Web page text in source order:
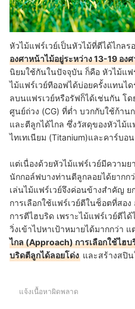
หัวไม้แฟร์เวย์เป็นหัวไม้ที่ตีได้ไกลร
องศาหน้าไม้อยู่ระหว่าง 13-19 องศ
นิยมใช้กันในปัจจุบัน ก็คือ หัวไม้แฟ
ไม้แฟร์เวย์ทีออฟได้บ่อยครั้งแทนได
ลบนแฟรเวย์หรือรัฟก็ได้เช่นกัน โ
ศูนย์ถ่วง (CG) ที่ต่ำ บวกกับใช้ก้าน
และตีลูกได้ไกล ซึ่งวัสดุของหัวไม้
ไทเทเนียม (Titanium)และคาร์บอ
แต่เนื่องด้วยหัวไม้แฟร์เวย์มีความ
นักกอล์ฟบางท่านตีลูกลอยได้ยากก
เล่นไม้แฟร์เวย์จึงค่อนข้างสำคัญ
การเลือกใช้แฟร์เวย์ตีในช็อตที่สอง
การตีไฮบริด เพราะไม้แฟร์เวย์ตีไ
วิ่งเข้าไปหาเป้าหมายได้มากกว่า แ
ไกล (Approach) การเลือกใช้ไฮบ
บริดตีลูกได้ลอยโด่ง และสร้างสปิ
แจ้งเนื้อหาผิดพลาด